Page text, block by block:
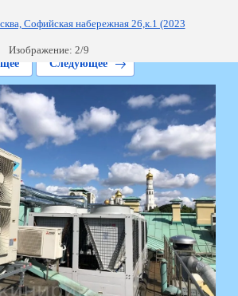
Софийская набережная 26,к.1 (2023
Изображение: 2/9
Следующее